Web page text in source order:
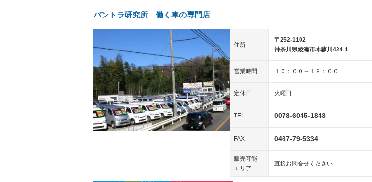
Bluetooth接続 － 100V電源
－ 展示・試乗車 電動格納ミラー
－
ー
革シート
－ LEDヘッドランプ － HID(キセノンライト)
スマートキー － ロー
－ ランフラットタイヤ － パワーシート
－ フルフラットシート － チップアップシート
－ シートヒーター － ウォークスルー
－ フロントカメラ － シートエアコン 全周囲カメラ
バントラ研究所 働く車の専門店
住所
〒252-1102
神奈川県綾瀬市本蓼川424-1
営業時間 １０：００～１９：００
定休日 火曜日
TEL 0078-6045-1843
FAX 0467-79-5334
販売可能
エリア
直接お問合せください